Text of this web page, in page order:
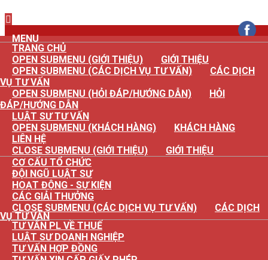
MENU
TRANG CHỦ
OPEN SUBMENU (GIỚI THIỆU)
GIỚI THIỆU
OPEN SUBMENU (CÁC DỊCH VỤ TƯ VẤN)
CÁC DỊCH
VỤ TƯ VẤN
OPEN SUBMENU (HỎI ĐÁP/HƯỚNG DẪN)
HỎI
ĐÁP/HƯỚNG DẪN
LUẬT SƯ TƯ VẤN
OPEN SUBMENU (KHÁCH HÀNG)
KHÁCH HÀNG
LIÊN HỆ
CLOSE SUBMENU (GIỚI THIỆU)
GIỚI THIỆU
CƠ CẤU TỔ CHỨC
ĐỘI NGŨ LUẬT SƯ
HOẠT ĐỘNG - SỰ KIỆN
CÁC GIẢI THƯỞNG
CLOSE SUBMENU (CÁC DỊCH VỤ TƯ VẤN)
CÁC DỊCH
VỤ TƯ VẤN
TƯ VẤN PL VỀ THUẾ
LUẬT SƯ DOANH NGHIỆP
TƯ VẤN HỢP ĐỒNG